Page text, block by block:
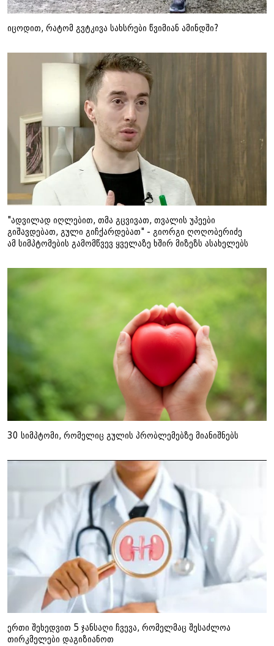
იცოდით, რატომ გვტკივა სახსრები წვიმიან ამინდში?
"ადვილად იღლებით, თმა გცვივათ, თვალის უპეები
გიშავდებათ, გული გიჩქარდებათ" - გიორგი ღოღობერიძე
ამ სიმპტომების გამომწვევ ყველაზე ხშირ მიზეზს ასახელებს
30 სიმპტომი, რომელიც გულის პრობლემებზე მიანიშნებს
ერთი შეხედვით 5 ჯანსაღი ჩვევა, რომელმაც შესაძლოა
თირკმელები დაგიზიანოთ